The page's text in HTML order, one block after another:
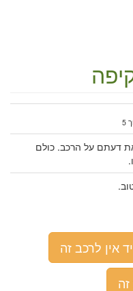
5
את דעתם על הרכב. כולם
אין לרכב זה